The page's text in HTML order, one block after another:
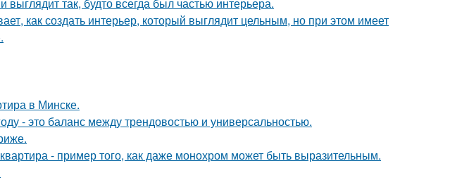
как создать интерьер, который выглядит цельным, но при этом имеет
в Минске.
- это баланс между трендовостью и универсальностью.
- пример того, как даже монохром может быть выразительным.